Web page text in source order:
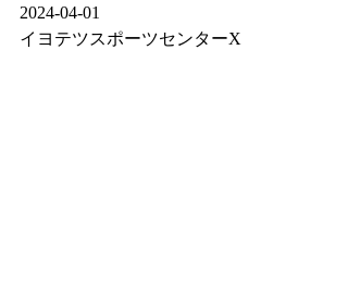
2024-04-01
イヨテツスポーツセンターX